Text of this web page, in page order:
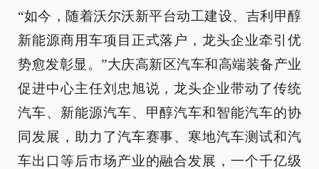
“如今，随着沃尔沃新平台动工建设、吉利甲醇
新能源商用车项目正式落户，龙头企业牵引优
势愈发彰显。”大庆高新区汽车和高端装备产业
促进中心主任刘忠旭说，龙头企业带动了传统
汽车、新能源汽车、甲醇汽车和智能汽车的协
同发展，助力了汽车赛事、寒地汽车测试和汽
车出口等后市场产业的融合发展，一个千亿级